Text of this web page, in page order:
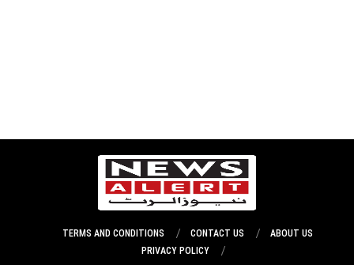
ABOUT US
CONTACT US
TERMS AND CONDITIONS
PRIVACY POLICY